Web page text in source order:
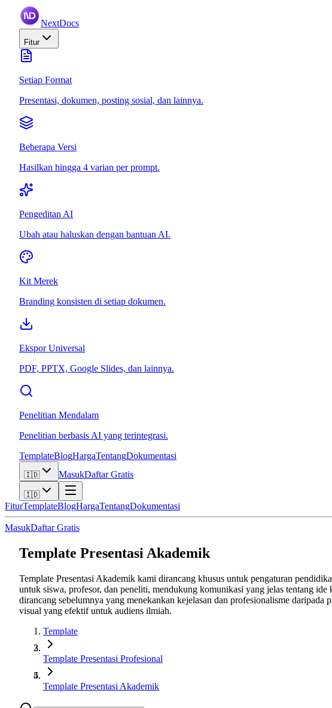
NextDocs
Fitur
Setiap Format
Presentasi, dokumen, posting sosial, dan lainnya.
Beberapa Versi
Hasilkan hingga 4 varian per prompt.
Pengeditan AI
Ubah atau haluskan dengan bantuan AI.
Kit Merek
Branding konsisten di setiap dokumen.
Ekspor Universal
PDF, PPTX, Google Slides, dan lainnya.
Penelitian Mendalam
Penelitian berbasis AI yang terintegrasi.
TemplateBlogHargaTentangDokumentasi
🇮🇩 MasukDaftar Gratis
🇮🇩
FiturTemplateBlogHargaTentangDokumentasi
MasukDaftar Gratis
Template Presentasi Akademik
Template Presentasi Akademik kami dirancang khusus untuk pengaturan
untuk siswa, profesor, dan peneliti, mendukung komunikasi yang jelas tentang
dirancang sebelumnya yang menekankan kejelasan dan profesionalisme
visual yang efektif untuk audiens ilmiah.
Template
Template Presentasi Profesional
Template Presentasi Akademik